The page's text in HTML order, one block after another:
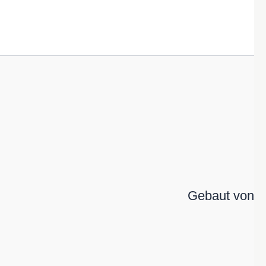
Gebaut von